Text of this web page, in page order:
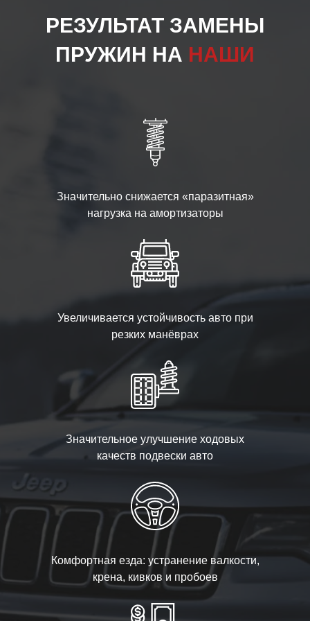
РЕЗУЛЬТАТ ЗАМЕНЫ
ПРУЖИН НА НАШИ
Значительно снижается «паразитная»
нагрузка на амортизаторы
Увеличивается устойчивость авто при
резких манёврах
Значительное улучшение ходовых
качеств подвески авто
Комфортная езда: устранение валкости,
крена, кивков и пробоев